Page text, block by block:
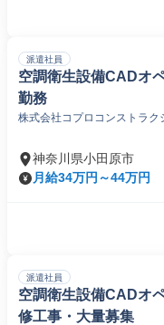
派遣社員
空調衛生設備CADオ
勤務
株式会社コプロコンストラ
神奈川県小田原市
月給34万円～44万円
派遣社員
空調衛生設備CADオ
修工事・大量募集